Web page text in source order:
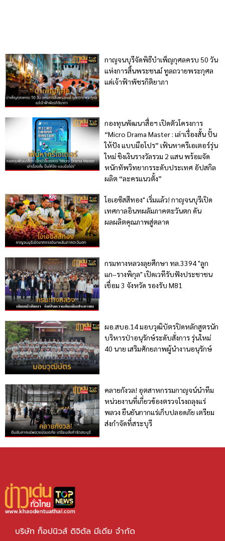
กาญจนบุรีจัดพิธีบำเพ็ญกุศลครบ 50 วัน
แห่งการสิ้นพระชนม์ ทูลถวายพระกุศล
แด่เจ้าฟ้าพัชรกิติยาภา
กองทุนพัฒนาสื่อฯ เปิดตัวโครงการ
“Micro Drama Master : เล่าเรื่องสั้น ปั้น
ให้ปัง แบบมือโปร” เฟ้นหาครีเอเตอร์รุ่น
ใหม่ ชิงเงินรางวัลรวม 2 แสน พร้อมจัด
หนักทัพวิทยากรระดับประเทศ อัปสกิล
ผลิต “ละครแนวตั้ง”
โอเอซิสสีทอง" เริ่มแล้ว! กาญจนบุรีเปิด
เทศกาลอินทผลัมภาคตะวันตก ดัน
ผลผลิตคุณภาพสู่ตลาด
กรมทางหลวงลุยศึกษา ทล.3394 "ลูก
แก–รางพิกุล" เปิดเวทีรับฟังประชาชน
เชื่อม 3 จังหวัด รองรับ M81
ผอ.สบอ.14 มอบวุฒิบัตรปิดหลักสูตรนัก
บริหารป่าอนุรักษ์ระดับสั่งการ รุ่นใหม่
40 นาย เสริมศักยภาพผู้นำงานอนุรักษ์
คลายกังวล! อุตสาหกรรมกาญจน์นำทีม
หน่วยงานที่เกี่ยวข้องตรวจโรงถลุงแร่
พลวง ยืนยันกากแร่เก็บปลอดภัย เตรียม
ส่งกำจัดที่สระบุรี
บริษัท ท็อปนิวส์ ดิจิตัล มีเดีย จำกัด